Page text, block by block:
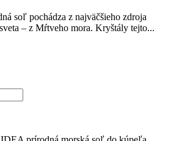
soľ pochádza z najväčšieho zdroja
– z Mŕtveho mora. Kryštály tejto...